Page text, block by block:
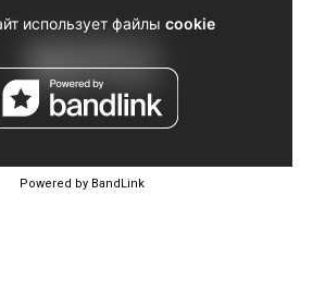
Powered by BandLink